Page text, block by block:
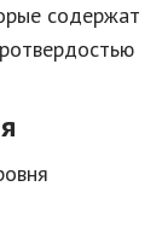
содержат